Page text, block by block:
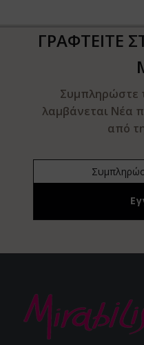
ΓΡΑΦΤΕΙΤΕ
Συμπληρώστε
λαμβάνεται Νέα
από